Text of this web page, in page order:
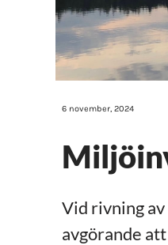
6 november, 2024
Vid rivning
avgörande